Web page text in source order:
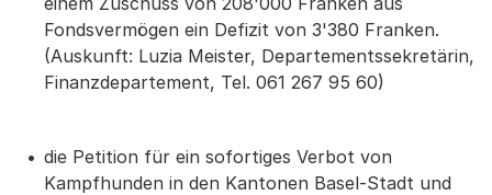
Fondsvermögen ein Defizit von 3'380 Franken.
(Auskunft: Luzia Meister, Departementssekretärin,
Finanzdepartement, Tel. 061 267 95 60)
die Petition für ein sofortiges Verbot von
Kampfhunden in den Kantonen Basel-Stadt und